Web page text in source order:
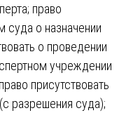
право
суда о назначении
о проведении
учреждении
присутствовать
разрешения суда);